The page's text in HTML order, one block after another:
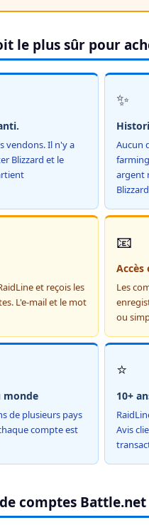
le plus sûr pour
vendons. Il n'y a
Blizzard et le
✨
Aucun
argent
et reçois les
L'e-mail et le mot
📧
Les
ou
monde
de plusieurs pays
compte est
⭐
10+
Avis
comptes Battle.net